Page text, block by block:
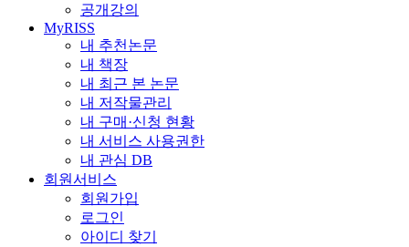
공개강의
MyRISS
내 추천논문
내 책장
내 최근 본 논문
내 저작물관리
내 구매·신청 현황
내 서비스 사용권한
내 관심 DB
회원서비스
회원가입
로그인
아이디 찾기